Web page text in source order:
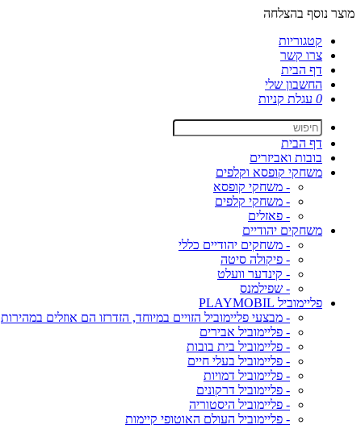
מוצר נוסף בהצלחה
קטגוריות
צרו קשר
דף הבית
החשבון שלי
0 עגלת קניות
דף הבית
בובות ואביזרים
משחקי קופסא וקלפים
- משחקי קופסא
- משחקי קלפים
- פאזלים
משחקים יהודיים
- משחקים יהודיים כללי
- פיקולה סיטה
- קינדער וועלט
- שפילמנס
פליימוביל PLAYMOBIL
- מבצעי פליימוביל הזויים במיוחד, הזדרזו הם אוזלים במהירות
- פליימוביל אבירים
- פליימוביל בית בובות
- פליימוביל בעלי חיים
- פליימוביל דמויות
- פליימוביל דרקונים
- פליימוביל היסטוריה
- פליימוביל העולם האוטופי קיימות